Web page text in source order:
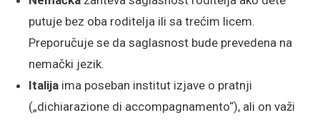
putuje bez oba roditelja ili sa trećim licem.
Preporučuje se da saglasnost bude prevedena na
nemački jezik.
Italija ima poseban institut izjave o pratnji
(„dichiarazione di accompagnamento“), ali on važi